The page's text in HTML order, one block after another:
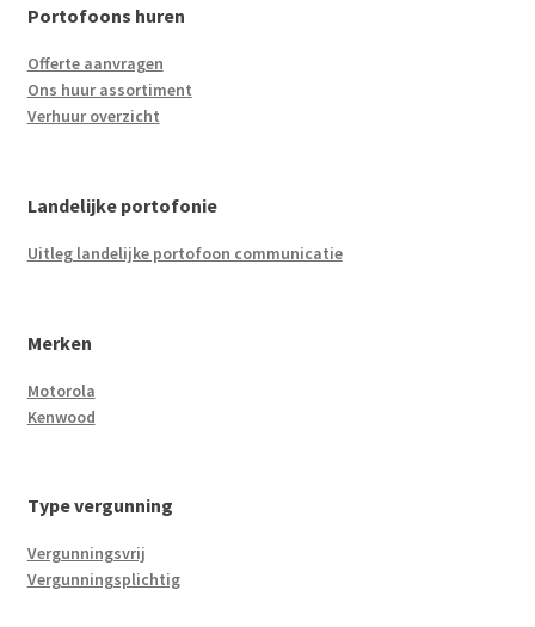
Portofoons huren
Offerte aanvragen
Ons huur assortiment
Verhuur overzicht
Landelijke portofonie
Uitleg landelijke portofoon communicatie
Merken
Motorola
Kenwood
Type vergunning
Vergunningsvrij
Vergunningsplichtig